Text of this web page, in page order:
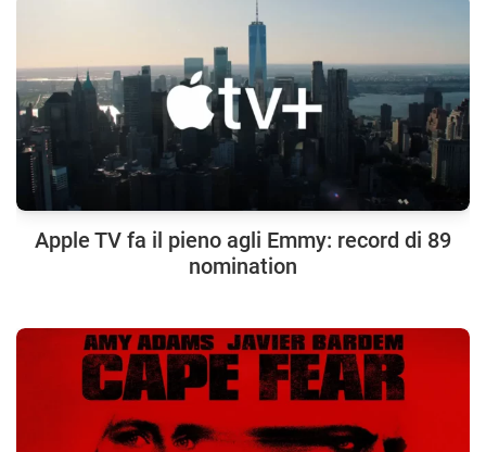
Apple TV fa il pieno agli Emmy: record di 89
nomination